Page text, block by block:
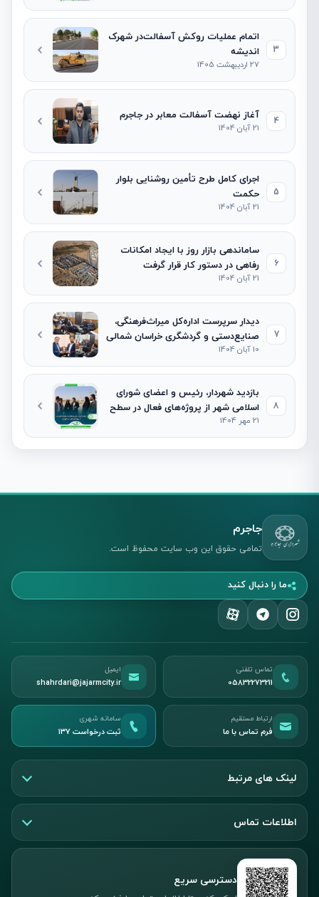
3
اتمام عملیات روکش آسفالت‌در شهرک
اندیشه
27 اردیبهشت 1405
4 آغاز نهضت آسفالت معابر در جاجرم
21 آبان 1404
5
اجرای کامل طرح تأمین روشنایی بلوار
حکمت
21 آبان 1404
6
ساماندهی بازار روز با ایجاد امکانات
رفاهی در دستور کار قرار گرفت
21 آبان 1404
7
دیدار سرپرست اداره‌کل میراث‌فرهنگی،
صنایع‌دستی و گردشگری خراسان شمالی
با شهردار و رئیس شورای اسلامی شهر
جاجرم
10 آبان 1404
8
بازدید شهردار، رئیس و اعضای شورای
اسلامی شهر از پروژه‌های فعال در سطح
شهر
21 مهر 1404
جاجرم
تمامی حقوق این وب سایت محفوظ است.
ما را دنبال کنید
تماس تلفنی
05832273211
ایمیل
shahrdari@jajarmcity.ir
ارتباط مستقیم
فرم تماس با ما
سامانه شهری
ثبت درخواست ۱۳۷
لینک های مرتبط
اطلاعات تماس
دسترسی سریع